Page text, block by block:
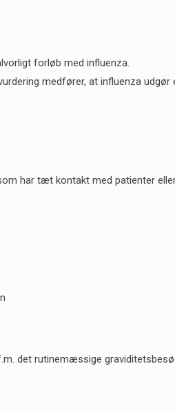
forløb med influenza.
medfører, at influenza udgør
har tæt kontakt med patienter
det rutinemæssige